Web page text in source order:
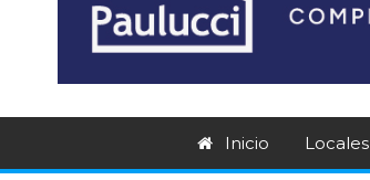
Inicio Locales